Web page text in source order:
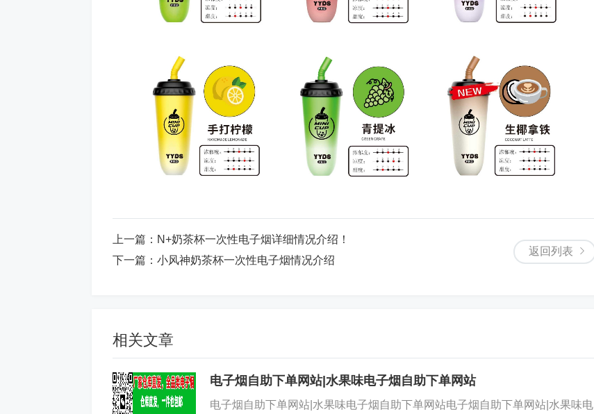
返回列表
上一篇： N+奶茶杯一次性电子烟详细情况介绍！
下一篇： 小风神奶茶杯一次性电子烟情况介绍
相关文章
电子烟自助下单网站|水果味电子烟自助下单网站
电子烟自助下单网站|水果味电子烟自助下单网站电子烟自助下单网站|水果味电